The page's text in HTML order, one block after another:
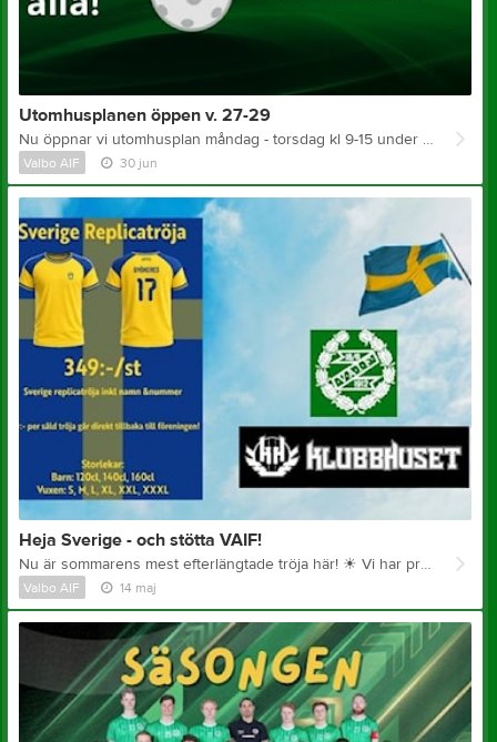
Utomhusplanen öppen v. 27-29
Nu öppnar vi utomhusplan måndag - torsdag kl 9-15 under v. 27-29 ☀️ Målen är ute 🥅 Ta med egen klubb och boll. Glöm inte vattenflaskan! Det blir varmt i solen ☀️☀️☀️☀️☀️ Var rädd om planen och hör av dig om något går sönder ❤️
Valbo AIF 30 jun
Heja Sverige - och stötta VAIF!
Nu är sommarens mest efterlängtade tröja här! ☀ Vi har precis fyllt på klubbshoppen med den populära Sverige replica-tröjan – en riktig favorit som passar perfekt oavsett om du hejar från läktaren, soffan eller fotbollsplanen. Det bästa av allt? För varje tröja du köper går 100 kr direkt tillbaka till vår förening. Det är ett enkelt och snyggt sätt att visa ditt stöd! Gör den personlig Du kan välja att få tröjan med eget namn och nummer på ryggen. Det är den perfekta presenten till dig själv, familjen eller en vän! Så här gör du: 1. Klicka dig in på innebandysektionens webbshop 2. Välj din storlek och bestäm om du vill ha personligt tryck. 3. Genomför köpet – klart! Tröjorna finns i lager nu, så passa på att säkra ditt exemplar inför sommarens alla matcher. Dela gärna detta vidare till alla du känner så att vi blir så många som möjligt som hejar fram Sverige i sommar! Tillsammans gör vi skillnad för VAIF!
Valbo AIF 14 maj